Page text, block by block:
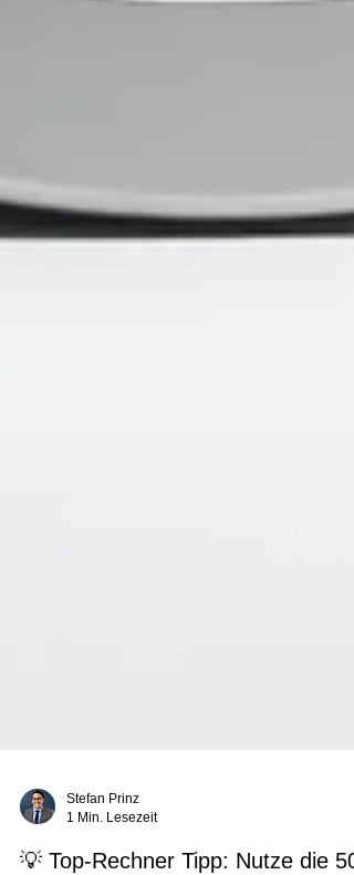
1 Min. Lesezeit